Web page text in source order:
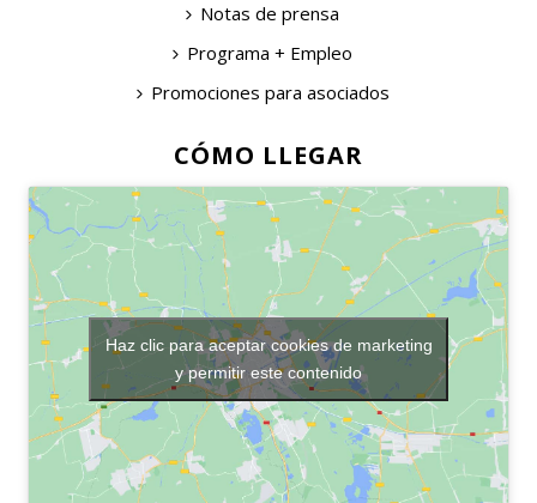
Notas de prensa
Programa + Empleo
Promociones para asociados
CÓMO LLEGAR
Haz clic para aceptar cookies de marketing
y permitir este contenido